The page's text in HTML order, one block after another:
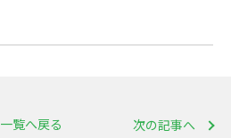
次の記事へ
一覧へ戻る